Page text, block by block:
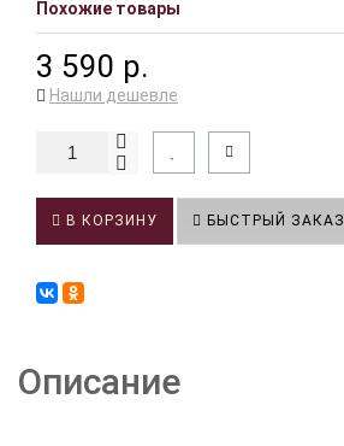
Похожие товары
3 590 р.
Нашли дешевле
В КОРЗИНУ БЫСТРЫЙ ЗАКАЗ
Описание